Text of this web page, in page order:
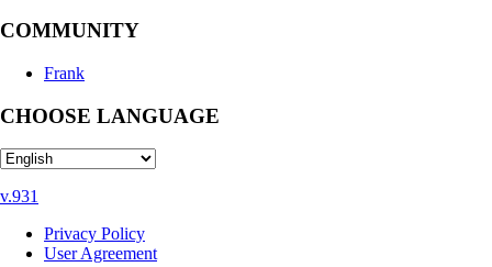
COMMUNITY
Frank
CHOOSE LANGUAGE
v.931
Privacy Policy
User Agreement